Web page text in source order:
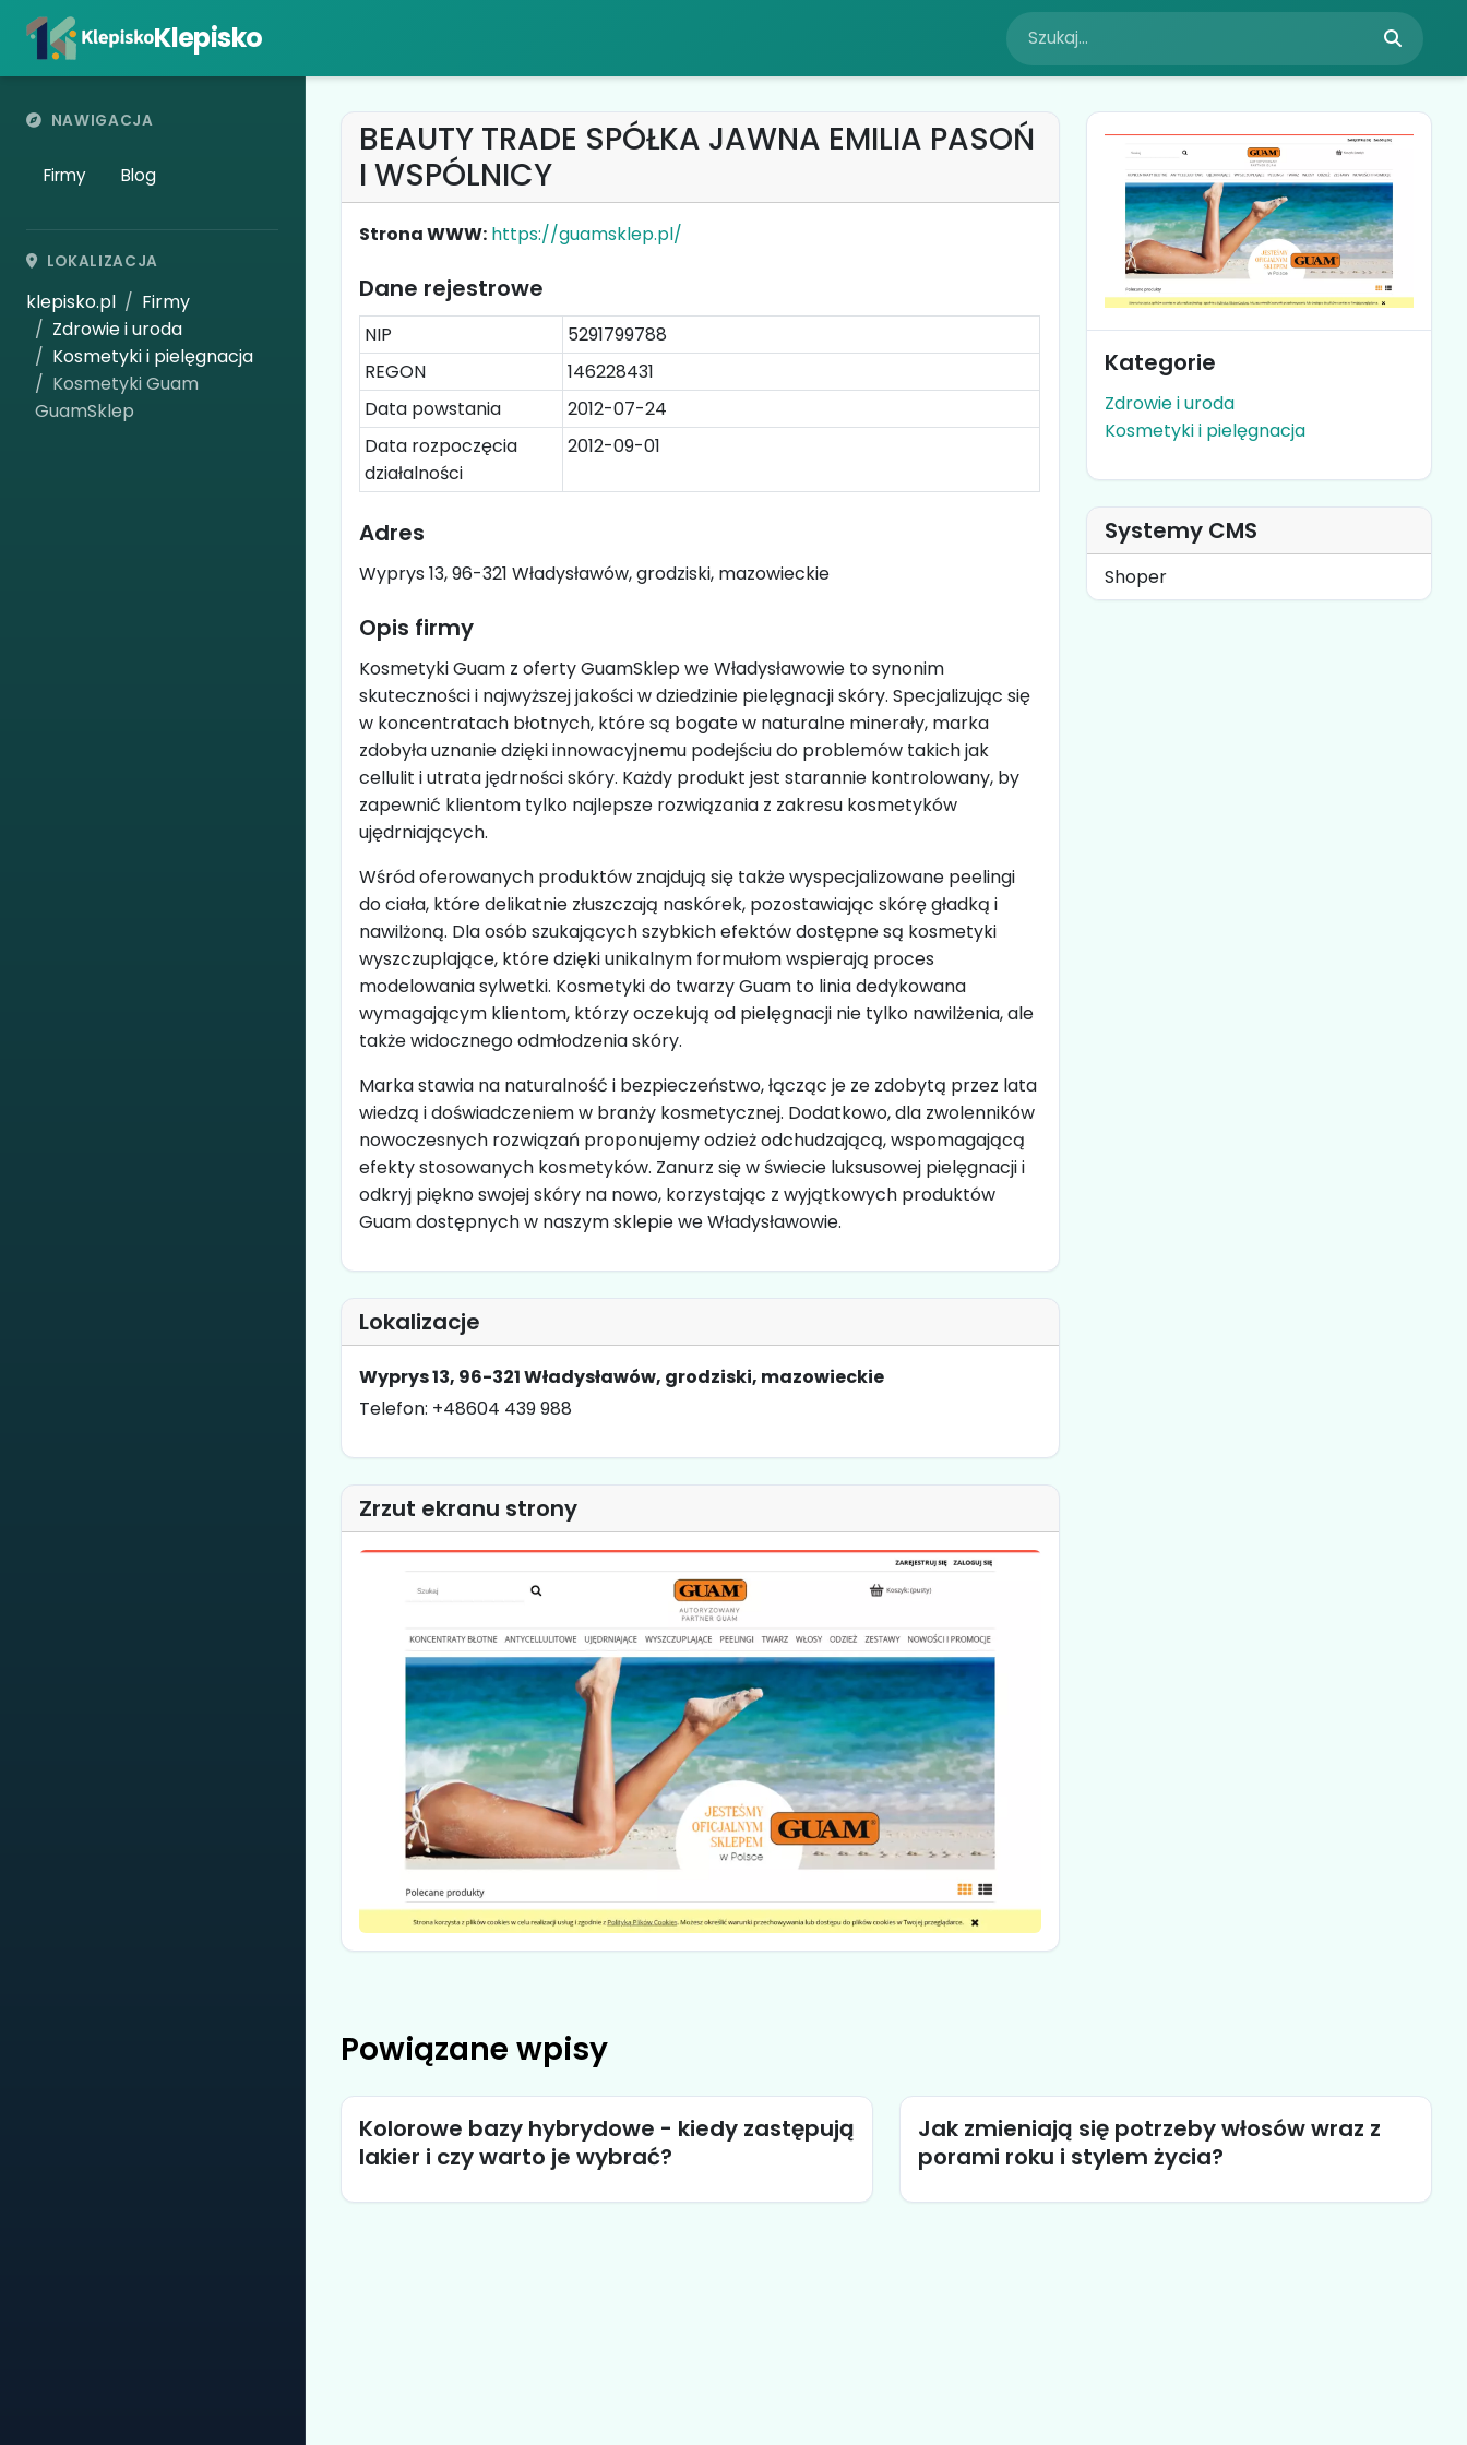
Klepisko
NAWIGACJA
Firmy Blog
LOKALIZACJA
klepisko.pl
Firmy
Zdrowie i uroda
Kosmetyki i pielęgnacja
Kosmetyki Guam
GuamSklep
BEAUTY TRADE SPÓŁKA JAWNA EMILIA PASOŃ
I WSPÓLNICY
Strona WWW: https://guamsklep.pl/
Dane rejestrowe
NIP
5291799788
REGON
146228431
Data powstania
2012-07-24
Data rozpoczęcia
działalności
2012-09-01
Adres
Wyprys 13, 96-321 Władysławów, grodziski, mazowieckie
Opis firmy
Kosmetyki Guam z oferty GuamSklep we Władysławowie to synonim
skuteczności i najwyższej jakości w dziedzinie pielęgnacji skóry. Specjalizując się
w koncentratach błotnych, które są bogate w naturalne minerały, marka
zdobyła uznanie dzięki innowacyjnemu podejściu do problemów takich jak
cellulit i utrata jędrności skóry. Każdy produkt jest starannie kontrolowany, by
zapewnić klientom tylko najlepsze rozwiązania z zakresu kosmetyków
ujędrniających.
Wśród oferowanych produktów znajdują się także wyspecjalizowane peelingi
do ciała, które delikatnie złuszczają naskórek, pozostawiając skórę gładką i
nawilżoną. Dla osób szukających szybkich efektów dostępne są kosmetyki
wyszczuplające, które dzięki unikalnym formułom wspierają proces
modelowania sylwetki. Kosmetyki do twarzy Guam to linia dedykowana
wymagającym klientom, którzy oczekują od pielęgnacji nie tylko nawilżenia, ale
także widocznego odmłodzenia skóry.
Marka stawia na naturalność i bezpieczeństwo, łącząc je ze zdobytą przez lata
wiedzą i doświadczeniem w branży kosmetycznej. Dodatkowo, dla zwolenników
nowoczesnych rozwiązań proponujemy odzież odchudzającą, wspomagającą
efekty stosowanych kosmetyków. Zanurz się w świecie luksusowej pielęgnacji i
odkryj piękno swojej skóry na nowo, korzystając z wyjątkowych produktów
Guam dostępnych w naszym sklepie we Władysławowie.
Lokalizacje
Wyprys 13, 96-321 Władysławów, grodziski, mazowieckie
Telefon: +48604 439 988
Zrzut ekranu strony
Kategorie
Zdrowie i uroda
Kosmetyki i pielęgnacja
Systemy CMS
Shoper
Powiązane wpisy
Kolorowe bazy hybrydowe - kiedy zastępują
lakier i czy warto je wybrać?
Jak zmieniają się potrzeby włosów wraz z
porami roku i stylem życia?